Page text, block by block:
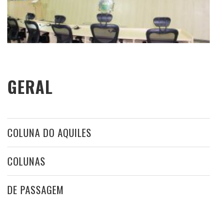
GERAL
COLUNA DO AQUILES
COLUNAS
DE PASSAGEM